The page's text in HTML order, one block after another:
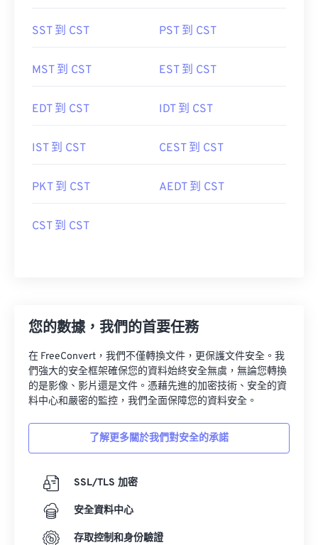
SST 到 CST PST 到 CST
MST 到 CST EST 到 CST
EDT 到 CST IDT 到 CST
IST 到 CST CEST 到 CST
PKT 到 CST AEDT 到 CST
CST 到 CST
您的數據，我們的首要任務
在 FreeConvert，我們不僅轉換文件，更保護文件安全。我
們強大的安全框架確保您的資料始終安全無虞，無論您轉換
的是影像、影片還是文件。憑藉先進的加密技術、安全的資
料中心和嚴密的監控，我們全面保障您的資料安全。
了解更多關於我們對安全的承諾
SSL/TLS 加密
安全資料中心
存取控制和身份驗證